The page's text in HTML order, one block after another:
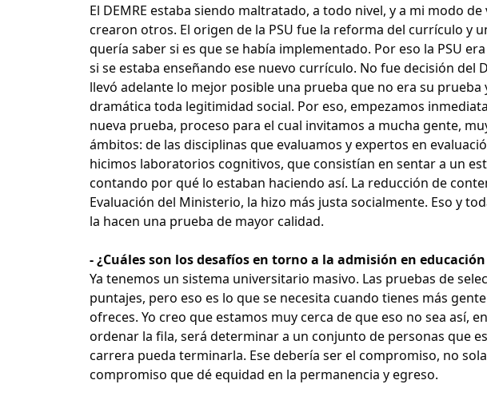
El DEMRE estaba siendo maltratado, a todo nivel, y a mi modo
crearon otros. El origen de la PSU fue la reforma del currículo y
quería saber si es que se había implementado. Por eso la PSU
si se estaba enseñando ese nuevo currículo. No fue decisión del
llevó adelante lo mejor posible una prueba que no era su
dramática toda legitimidad social. Por eso, empezamos
nueva prueba, proceso para el cual invitamos a mucha gente,
ámbitos: de las disciplinas que evaluamos y expertos en
hicimos laboratorios cognitivos, que consistían en sentar a un
contando por qué lo estaban haciendo así. La reducción de
Evaluación del Ministerio, la hizo más justa socialmente. Eso y
la hacen una prueba de mayor calidad.
- ¿Cuáles son los desafíos en torno a la admisión en
Ya tenemos un sistema universitario masivo. Las pruebas de
puntajes, pero eso es lo que se necesita cuando tienes más
ofreces. Yo creo que estamos muy cerca de que eso no sea así,
ordenar la fila, será determinar a un conjunto de personas que
carrera pueda terminarla. Ese debería ser el compromiso, no
compromiso que dé equidad en la permanencia y egreso.